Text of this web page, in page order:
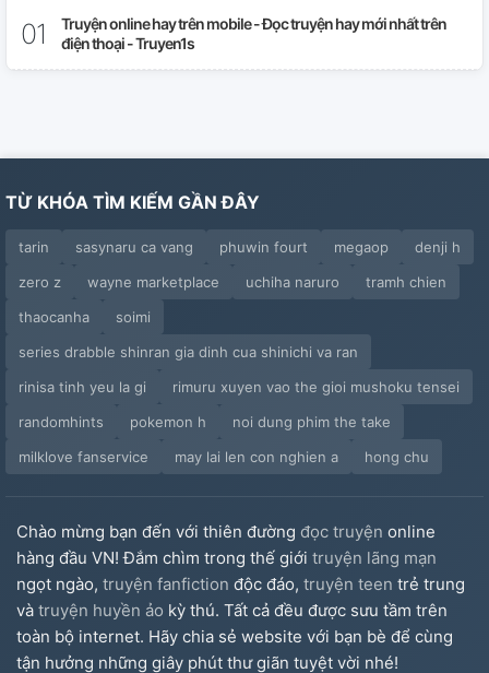
Truyện online hay trên mobile - Đọc truyện hay mới nhất trên
điện thoại - Truyen1s
TỪ KHÓA TÌM KIẾM GẦN ĐÂY
tarin sasynaru ca vang phuwin fourt megaop
denji h
zero z
wayne marketplace uchiha naruro
tramh chien
thaocanha
soimi
series drabble shinran gia dinh cua shinichi va ran
rinisa tinh yeu la gi
rimuru xuyen vao the gioi mushoku tensei
randomhints
pokemon h
noi dung phim the take
milklove fanservice
may lai len con nghien a hong chu
Chào mừng bạn đến với thiên đường đọc truyện online
hàng đầu VN! Đắm chìm trong thế giới truyện lãng mạn
ngọt ngào, truyện fanfiction độc đáo, truyện teen trẻ trung
và truyện huyền ảo kỳ thú. Tất cả đều được sưu tầm trên
toàn bộ internet. Hãy chia sẻ website với bạn bè để cùng
tận hưởng những giây phút thư giãn tuyệt vời nhé!